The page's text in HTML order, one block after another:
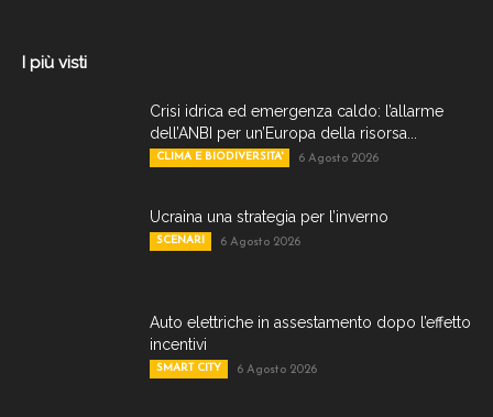
I più visti
Crisi idrica ed emergenza caldo: l’allarme
dell’ANBI per un’Europa della risorsa...
CLIMA E BIODIVERSITA' 6 Agosto 2026
Ucraina una strategia per l’inverno
SCENARI 6 Agosto 2026
Auto elettriche in assestamento dopo l’effetto
incentivi
SMART CITY 6 Agosto 2026